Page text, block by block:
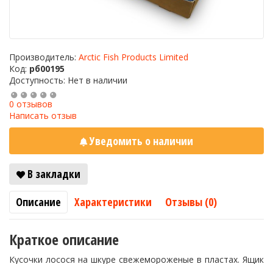
Производитель: Arctic Fish Products Limited
Код: рб00195
Доступность: Нет в наличии
0 отзывов
Написать отзыв
Уведомить о наличии
В закладки
Описание
Характеристики Отзывы (0)
Краткое описание
Кусочки лосося на шкуре свежемороженые в пластах. Ящик